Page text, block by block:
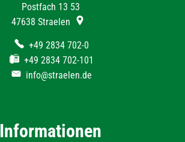
Postfach 13 53
47638 Straelen
+49 2834 702-0
+49 2834 702-101
info@straelen.de
Informationen